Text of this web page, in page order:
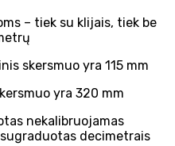
– tiek su klijais, tiek be
skersmuo yra 115 mm
yra 320 mm
nekalibruojamas
decimetrais